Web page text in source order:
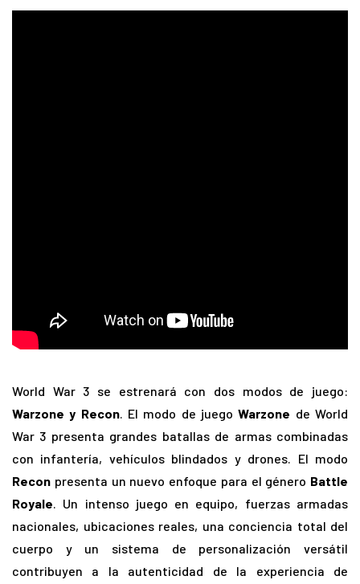
World War 3 se estrenará con dos modos de juego:
Warzone y Recon. El modo de juegoWarzone de World
War 3 presenta grandes batallas de armas combinadas
con infantería, vehículos blindados y drones. El modo
Recon presenta un nuevo enfoque para el género Battle
Royale. Un intenso juego en equipo, fuerzas armadas
nacionales, ubicaciones reales, una conciencia total del
cuerpo y un sistema de personalización versátil
contribuyen a la autenticidad de la experiencia de